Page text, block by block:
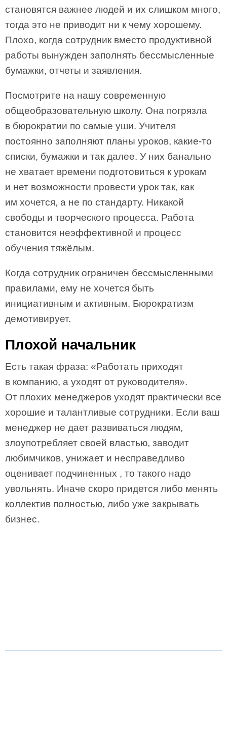
становятся важнее людей и их слишком много,
тогда это не приводит ни к чему хорошему.
Плохо, когда сотрудник вместо продуктивной
работы вынужден заполнять бессмысленные
бумажки, отчеты и заявления.
Посмотрите на нашу современную
общеобразовательную школу. Она погрязла
в бюрократии по самые уши. Учителя
постоянно заполняют планы уроков, какие-то
списки, бумажки и так далее. У них банально
не хватает времени подготовиться к урокам
и нет возможности провести урок так, как
им хочется, а не по стандарту. Никакой
свободы и творческого процесса. Работа
становится неэффективной и процесс
обучения тяжёлым.
Когда сотрудник ограничен бессмысленными
правилами, ему не хочется быть
инициативным и активным. Бюрократизм
демотивирует.
Плохой начальник
Есть такая фраза: «Работать приходят
в компанию, а уходят от руководителя».
От плохих менеджеров уходят практически все
хорошие и талантливые сотрудники. Если ваш
менеджер не дает развиваться людям,
злоупотребляет своей властью, заводит
любимчиков, унижает и несправедливо
оценивает подчиненных , то такого надо
увольнять. Иначе скоро придется либо менять
коллектив полностью, либо уже закрывать
бизнес.